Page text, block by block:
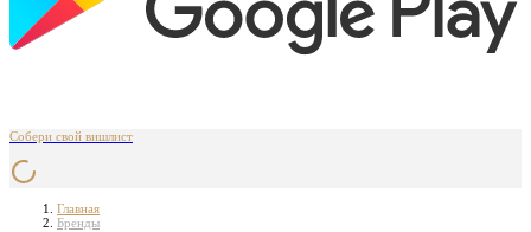
Собери свой вишлист
Главная
Бренды